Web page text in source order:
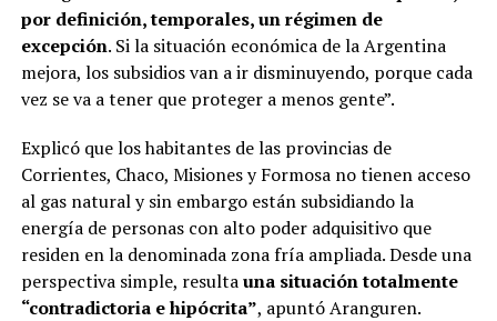
por definición, temporales, un régimen de
excepción. Si la situación económica de la Argentina
mejora, los subsidios van a ir disminuyendo, porque cada
vez se va a tener que proteger a menos gente”.
Explicó que los habitantes de las provincias de
Corrientes, Chaco, Misiones y Formosa no tienen acceso
al gas natural y sin embargo están subsidiando la
energía de personas con alto poder adquisitivo que
residen en la denominada zona fría ampliada. Desde una
perspectiva simple, resultauna situación totalmente
“contradictoria e hipócrita”, apuntó Aranguren.